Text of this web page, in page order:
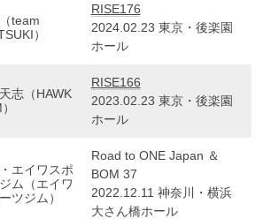
team
）
RISE176
2024.02.23 東京・後楽園
ホール
志（HAWK
RISE166
2023.02.23 東京・後楽園
ホール
エイワスポ
ム（エイワ
ツジム）
Road to ONE Japan ＆
BOM 37
2022.12.11 神奈川・横浜
大さん橋ホール